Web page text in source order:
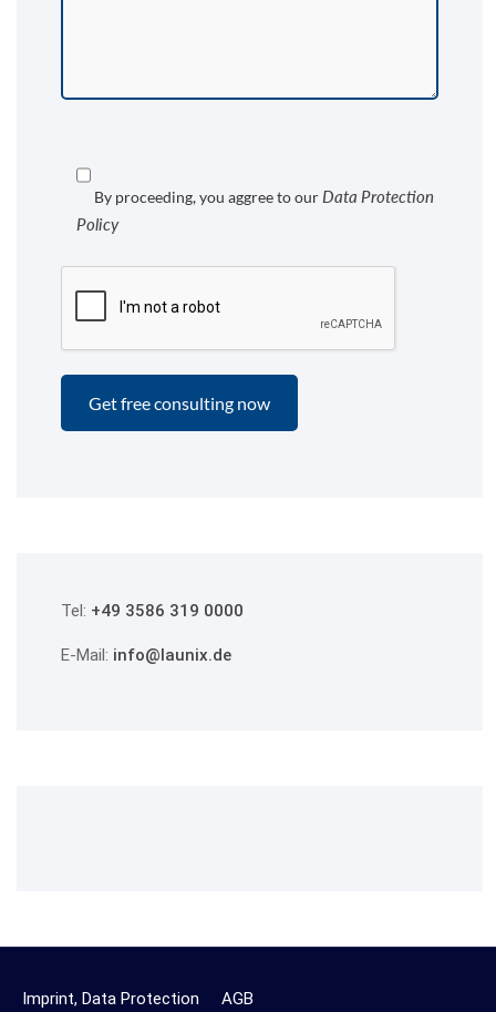
By proceeding, you aggree to our Data Protection
Policy
Tel: +49 3586 319 0000
E-Mail: info@launix.de
Imprint, Data Protection AGB